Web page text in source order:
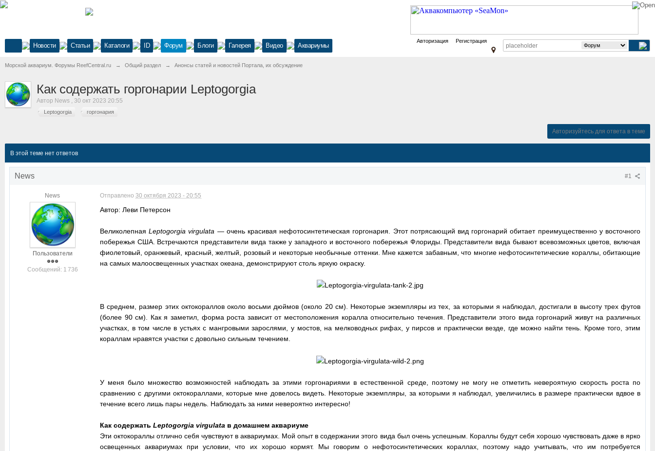
Новости Статьи Каталоги ID Форум Блоги Галерея Видео Аквариумы
Авторизация Регистрация
Морской аквариум. Форумы ReefCentral.ru → Общий раздел → Анонсы статей и новостей Портала, их обсуждение
Как содержать горгонарии Leptogorgia
Автор News , 30 окт 2023 20:55
Leptogorgia горгонария
Авторизуйтесь для ответа в теме
В этой теме нет ответов
#1
News
News
Пользователи
Cообщений: 1 736
Отправлено 30 октября 2023 - 20:55
Автор: Леви Петерсон
Великолепная Leptogorgia virgulata — очень красивая нефотосинтетическая горгонария. Этот потрясающий вид горгонарий обитает преимущественно у восточного
побережья США. Встречаются представители вида также у западного и восточного побережья Флориды. Представители вида бывают всевозможных цветов, включая
фиолетовый, оранжевый, красный, желтый, розовый и некоторые необычные оттенки. Мне кажется забавным, что многие нефотосинтетические кораллы, обитающие
на самых малоосвещенных участках океана, демонстрируют столь яркую окраску.
В среднем, размер этих октокораллов около восьми дюймов (около 20 см). Некоторые экземпляры из тех, за которыми я наблюдал, достигали в высоту трех футов
(более 90 см). Как я заметил, форма роста зависит от местоположения коралла относительно течения. Представители этого вида горгонарий живут на различных
участках, в том числе в устьях с мангровыми зарослями, у мостов, на мелководных рифах, у пирсов и практически везде, где можно найти тень. Кроме того, этим
кораллам нравятся участки с довольно сильным течением.
У меня было множество возможностей наблюдать за этими горгонариями в естественной среде, поэтому не могу не отметить невероятную скорость роста по
сравнению с другими октокораллами, которые мне довелось видеть. Некоторые экземпляры, за которыми я наблюдал, увеличились в размере практически вдвое в
течение всего лишь пары недель. Наблюдать за ними невероятно интересно!
Как содержать Leptogorgia virgulata в домашнем аквариуме
Эти октокораллы отлично себя чувствуют в аквариумах. Мой опыт в содержании этого вида был очень успешным. Кораллы будут себя хорошо чувствовать даже в ярко
освещенных аквариумах при условии, что их хорошо кормят. Мы говорим о нефотосинтетических кораллах, поэтому надо учитывать, что им потребуется